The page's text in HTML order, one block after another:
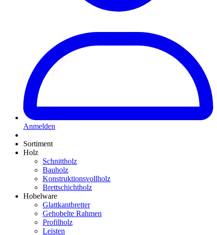
Anmelden
Sortiment
Holz
Schnittholz
Bauholz
Konstruktionsvollholz
Brettschichtholz
Hobelware
Glattkantbretter
Gehobelte Rahmen
Profilholz
Leisten